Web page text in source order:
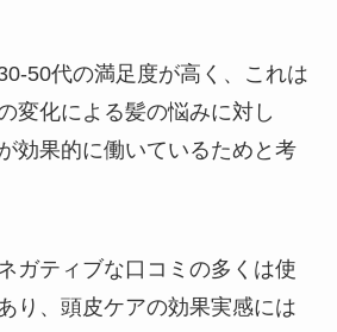
50代の満足度が高く、これは
変化による髪の悩みに対し
効果的に働いているためと考
ガティブな口コミの多くは使
り、頭皮ケアの効果実感には